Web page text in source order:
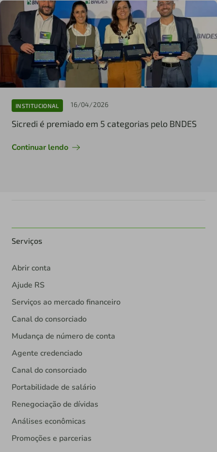
INSTITUCIONAL 16/04/2026
Sicredi é premiado em 5 categorias pelo BNDES
Continuar lendo
Serviços
Abrir conta
Ajude RS
Serviços ao mercado financeiro
Canal do consorciado
Mudança de número de conta
Agente credenciado
Canal do consorciado
Portabilidade de salário
Renegociação de dívidas
Análises econômicas
Promoções e parcerias